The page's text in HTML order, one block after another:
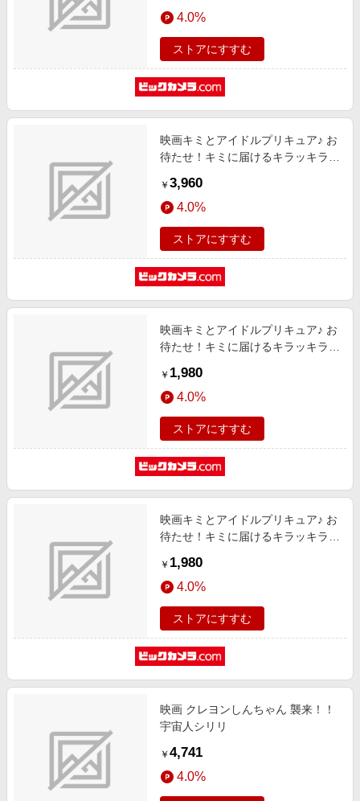
4.0%
ストアにすすむ
映画キミとアイドルプリキュア♪ お
待たせ！キミに届けるキラッキライ
【BOX】
￥ 3,960
4.0%
ストアにすすむ
映画キミとアイドルプリキュア♪ お
待たせ！キミに届けるキラッキライ
アウイング
￥ 1,980
4.0%
ストアにすすむ
映画キミとアイドルプリキュア♪ お
待たせ！キミに届けるキラッキライ
アワンダフル
￥ 1,980
4.0%
ストアにすすむ
映画 クレヨンしんちゃん 襲来！！
宇宙人シリリ
￥ 4,741
4.0%